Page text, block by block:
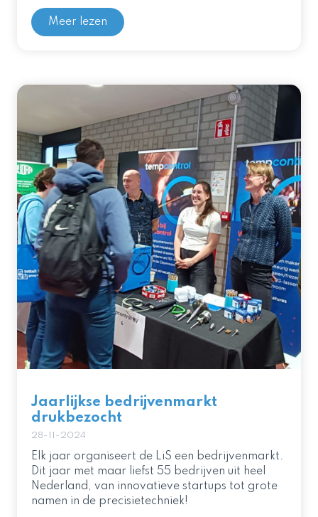
Meer lezen
Jaarlijkse bedrijvenmarkt
drukbezocht
28-11-2024
Elk jaar organiseert de LiS een bedrijvenmarkt.
Dit jaar met maar liefst 55 bedrijven uit heel
Nederland, van innovatieve startups tot grote
namen in de precisietechniek!